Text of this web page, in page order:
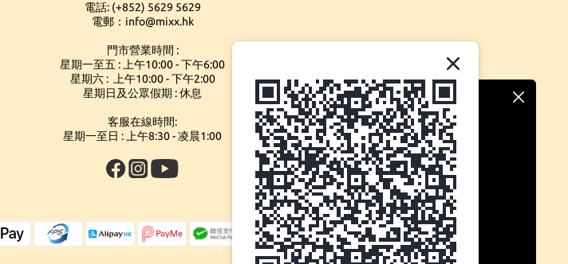
電話: (+852) 5629 5629
電郵：info@mixx.hk
門市營業時間 :
星期一至五 : 上午10:00 - 下午6:00
星期六 : 上午10:00 - 下午2:00
星期日及公眾假期 : 休息
客服在線時間:
星期一至日 : 上午8:30 - 凌晨1:00